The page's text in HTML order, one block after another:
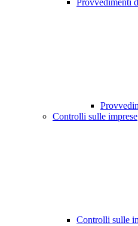
Provvedimenti
Controlli sulle imprese
Controlli sulle